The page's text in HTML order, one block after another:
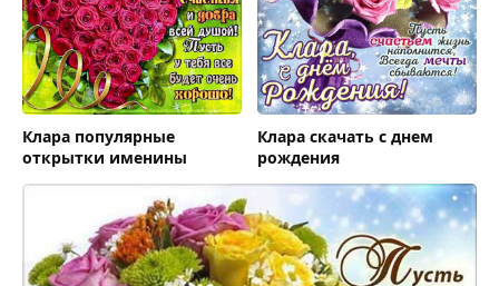
Клара популярные
открытки именины
Клара скачать с днем
рождения